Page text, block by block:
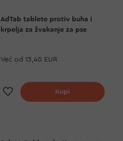
AdTab tablete protiv buha i
krpelja za žvakanje za pse
Već od 13,40 EUR
Dodaj na listu želja
Kupi